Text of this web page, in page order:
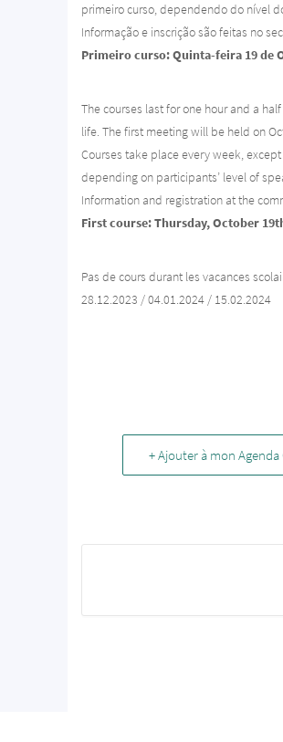
primeiro curso, dependendo do nível
Informação e inscrição são feitas no
Primeiro curso: Quinta-feira 19 de
The courses last for one hour and a
life. The first meeting will be held on
Courses take place every week,
depending on participants’ level of
Information and registration at the
First course: Thursday, October
Pas de cours durant les vacances
28.12.2023 / 04.01.2024 / 15.02.2024
+ Ajouter à mon Agenda